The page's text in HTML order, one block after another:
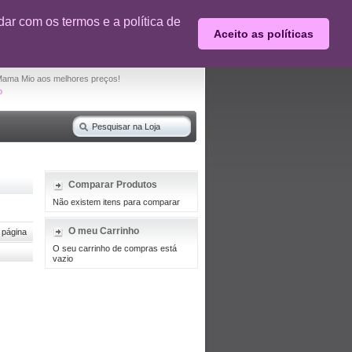
com os termos e a política de
Aceito as políticas
desconto em produtos selecionados
Mio aos melhores preços!
Comparar Produtos
Não existem itens para comparar
O meu Carrinho
O seu carrinho de compras está
vazio